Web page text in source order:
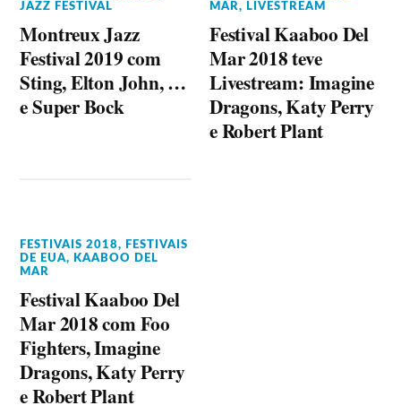
JAZZ FESTIVAL
Montreux Jazz
Festival 2019 com
Sting, Elton John, …
e Super Bock
MAR, LIVESTREAM
Festival Kaaboo Del
Mar 2018 teve
Livestream: Imagine
Dragons, Katy Perry
e Robert Plant
FESTIVAIS 2018,
FESTIVAIS
DE EUA,
KAABOO DEL
MAR
Festival Kaaboo Del
Mar 2018 com Foo
Fighters, Imagine
Dragons, Katy Perry
e Robert Plant